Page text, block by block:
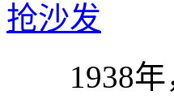
抢沙发
1938年